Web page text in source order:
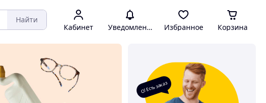
Найти
Кабинет Уведомления Избранное Корзина
О! Есть заказ